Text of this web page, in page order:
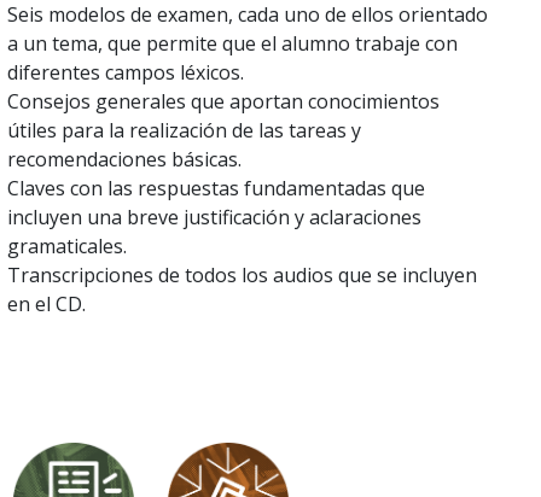
Seis modelos de examen, cada uno de ellos orientado
a un tema, que permite que el alumno trabaje con
diferentes campos léxicos.
Consejos generales que aportan conocimientos
útiles para la realización de las tareas y
recomendaciones básicas.
Claves con las respuestas fundamentadas que
incluyen una breve justificación y aclaraciones
gramaticales.
Transcripciones de todos los audios que se incluyen
en el CD.